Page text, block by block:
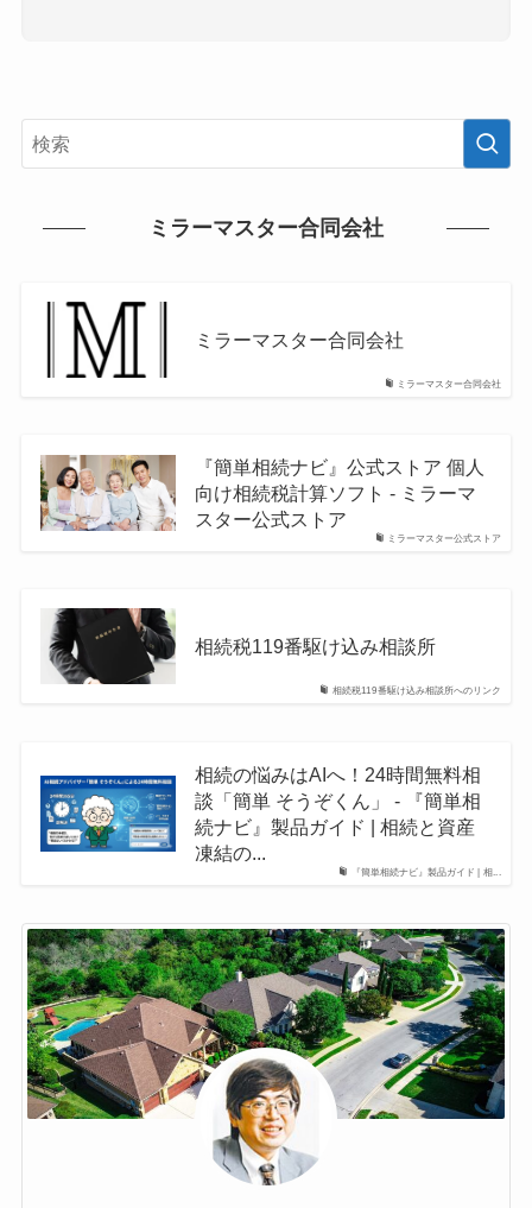
ミラーマスター合同会社
ミラーマスター合同会社
ミラーマスター合同会社
ミラーマスター公式ストア
『簡単相続ナビ』公式ストア 個人
向け相続税計算ソフト - ミラーマ
スター公式ストア
相続税119番駆け込み相談所へのリンク
相続税119番駆け込み相談所
『簡単相続ナビ』製品ガイド | 相...
相続の悩みはAIへ！24時間無料相
談「簡単 そうぞくん」 - 『簡単相
続ナビ』製品ガイド | 相続と資産
凍結の...